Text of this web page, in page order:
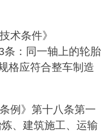
术条件》
条：同一轴上的轮胎
格应符合整车制造
例》第十八条第一
、建筑施工、运输